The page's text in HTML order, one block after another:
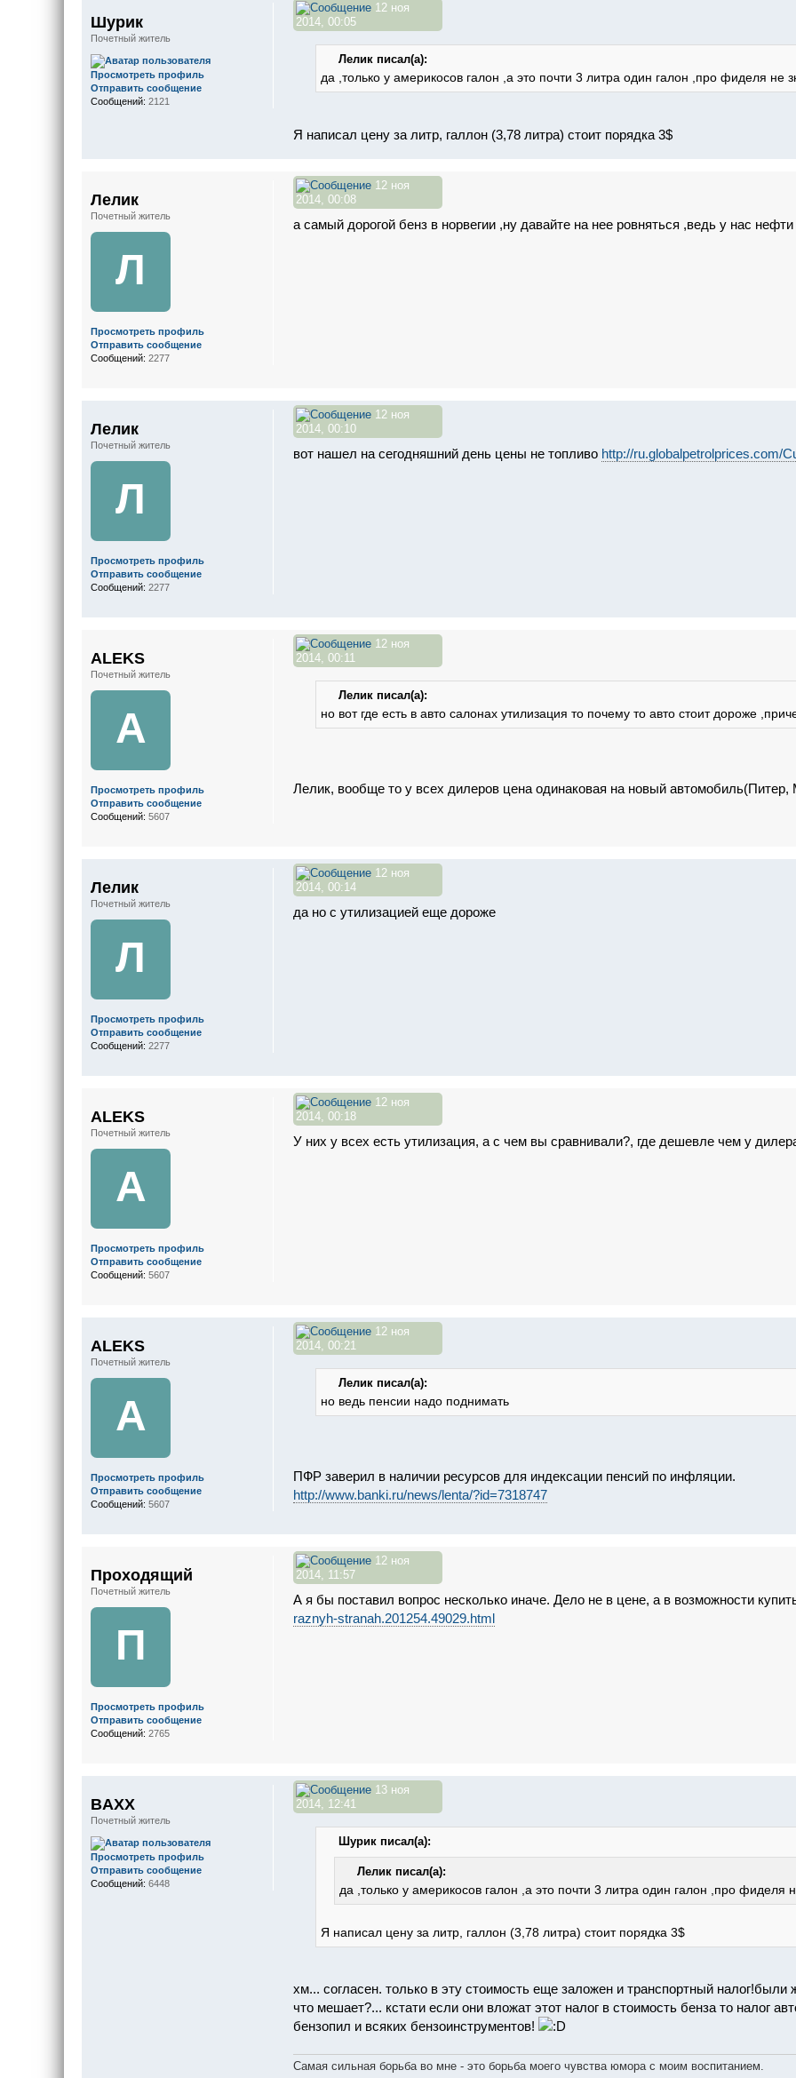
12 ноя
2014, 00:05
Лелик писал(а):
да ,только у америкосов галон ,а это почти 3 литра один галон ,про фиделя не
Я написал цену за литр, галлон (3,78 литра) стоит порядка 3$
Шурик
Почетный житель
Просмотреть профиль
Отправить сообщение
Сообщений: 2121
12 ноя
2014, 00:08
а самый дорогой бенз в норвегии ,ну давайте на нее ровняться ,ведь у нас нефти
Лелик
Почетный житель
Л
Просмотреть профиль
Отправить сообщение
Сообщений: 2277
12 ноя
2014, 00:10
вот нашел на сегодняшний день цены не топливо http://ru.globalpetrolprices.com/
Лелик
Почетный житель
Л
Просмотреть профиль
Отправить сообщение
Сообщений: 2277
12 ноя
2014, 00:11
Лелик писал(а):
но вот где есть в авто салонах утилизация то почему то авто стоит дороже
Лелик, вообще то у всех дилеров цена одинаковая на новый автомобиль(Питер,
ALEKS
Почетный житель
A
Просмотреть профиль
Отправить сообщение
Сообщений: 5607
12 ноя
2014, 00:14
да но с утилизацией еще дороже
Лелик
Почетный житель
Л
Просмотреть профиль
Отправить сообщение
Сообщений: 2277
12 ноя
2014, 00:18
У них у всех есть утилизация, а с чем вы сравнивали?, где дешевле чем у
ALEKS
Почетный житель
A
Просмотреть профиль
Отправить сообщение
Сообщений: 5607
12 ноя
2014, 00:21
Лелик писал(а):
но ведь пенсии надо поднимать
ПФР заверил в наличии ресурсов для индексации пенсий по инфляции.
http://www.banki.ru/news/lenta/?id=7318747
ALEKS
Почетный житель
A
Просмотреть профиль
Отправить сообщение
Сообщений: 5607
12 ноя
2014, 11:57
А я бы поставил вопрос несколько иначе. Дело не в цене, а в возможности
raznyh-stranah.201254.49029.html
Проходящий
Почетный житель
П
Просмотреть профиль
Отправить сообщение
Сообщений: 2765
13 ноя
2014, 12:41
Шурик писал(а):
Лелик писал(а):
да ,только у америкосов галон ,а это почти 3 литра один галон ,про фиделя
Я написал цену за литр, галлон (3,78 литра) стоит порядка 3$
хм... согласен. только в эту стоимость еще заложен и транспортный
что мешает?... кстати если они вложат этот налог в стоимость бенза то налог
бензопил и всяких бензоинструментов!
Самая сильная борьба во мне - это борьба моего чувства юмора с моим воспитанием.
BAXX
Почетный житель
Просмотреть профиль
Отправить сообщение
Сообщений: 6448